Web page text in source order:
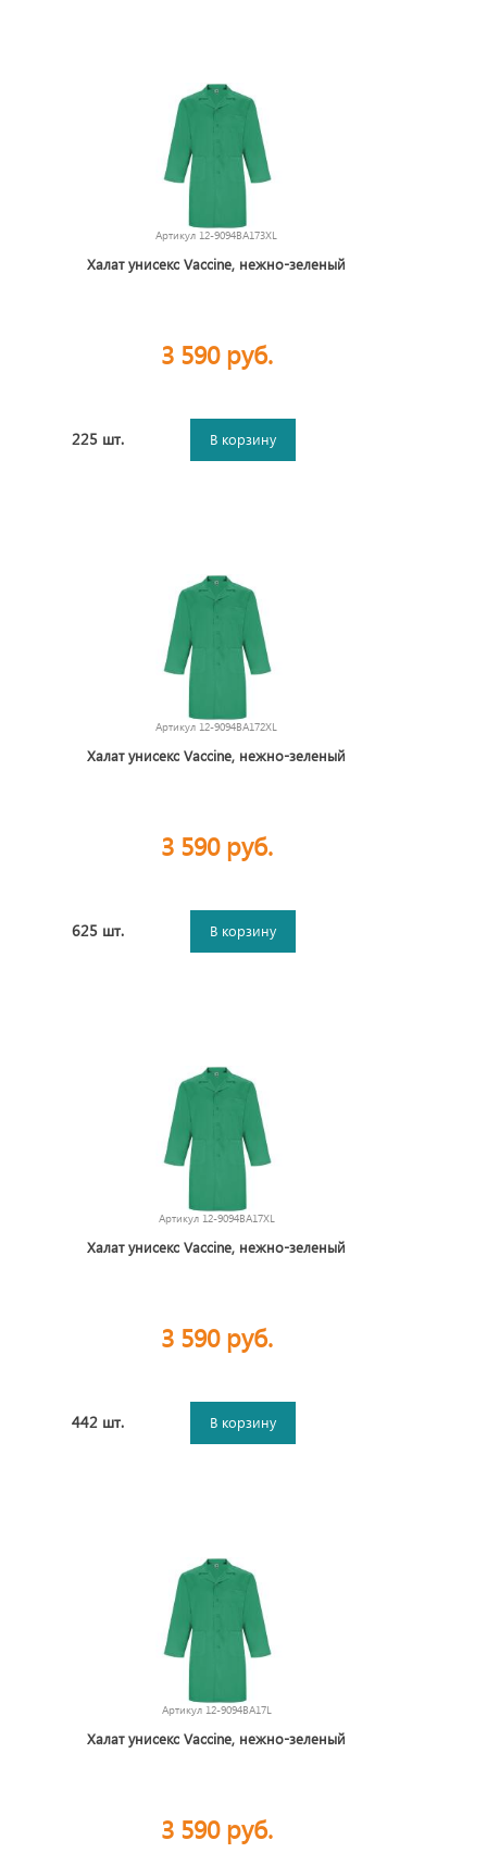
Артикул 12-9094BA173XL
Халат унисекс Vaccine, нежно-зеленый
3 590 руб.
225 шт. В корзину
Артикул 12-9094BA172XL
Халат унисекс Vaccine, нежно-зеленый
3 590 руб.
625 шт. В корзину
Артикул 12-9094BA17XL
Халат унисекс Vaccine, нежно-зеленый
3 590 руб.
442 шт. В корзину
Артикул 12-9094BA17L
Халат унисекс Vaccine, нежно-зеленый
3 590 руб.